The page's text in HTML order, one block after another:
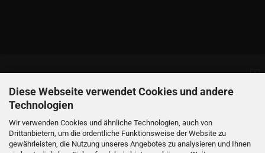
Diese Webseite verwendet Cookies und andere
Technologien
Wir verwenden Cookies und ähnliche Technologien, auch von
Drittanbietern, um die ordentliche Funktionsweise der Website zu
gewährleisten, die Nutzung unseres Angebotes zu analysieren und Ihnen
Informationen
Produkte
Ihr Konto